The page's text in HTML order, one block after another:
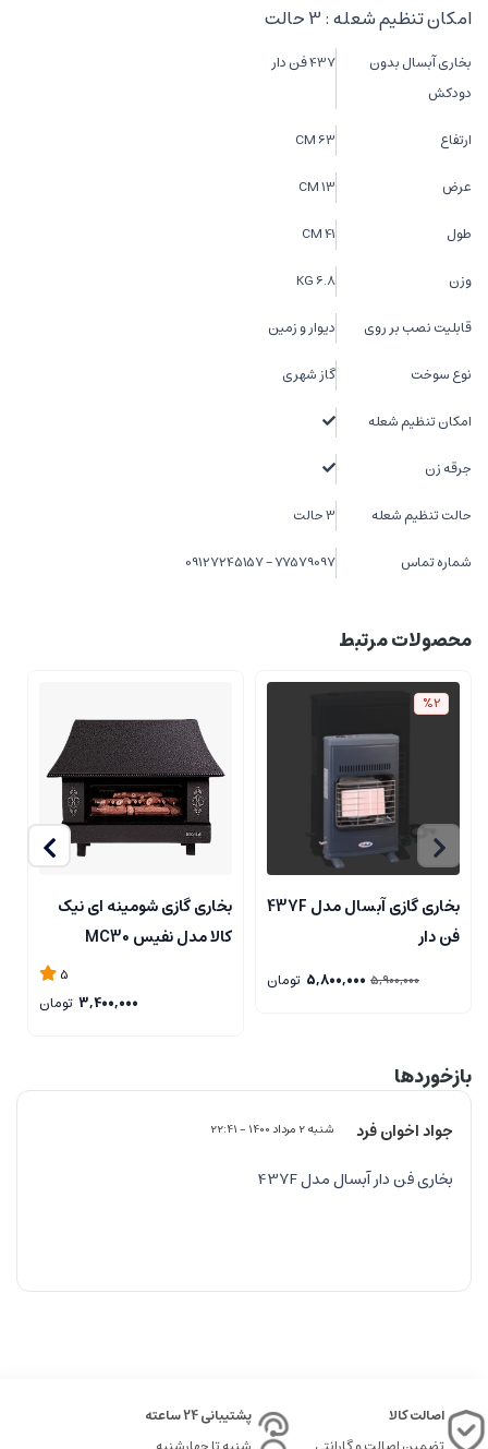
امکان تنظیم شعله : 3 حالت
بخاری آبسال بدون
دودکش
437 فن دار
ارتفاع 63 CM
عرض 13 CM
طول 41 CM
وزن 6.8 KG
قابلیت نصب بر روی دیوار و زمین
نوع سوخت گاز شهری
امکان تنظیم شعله
جرقه زن
حالت تنظیم شعله 3 حالت
شماره تماس 77579097 - 09127245157
محصولات مرتبط
%2
بخاری گازی آبسال مدل 437F
فن دار
5,900,000
5,800,000 تومان
بخاری گازی شومینه ای نیک
کالا مدل نفیس MC30
5
3,400,000 تومان
بازخوردها
جواد اخوان فرد شنبه 2 مرداد 1400 - 22:41
بخارى فن دار آبسال مدل 437F
اصالت کالا
پشتیبانی 24 ساعته